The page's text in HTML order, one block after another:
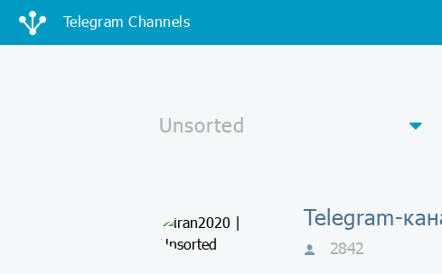
Telegram Channels
2842